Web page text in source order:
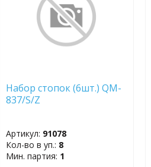
Набор стопок (6шт.) QM-
837/S/Z
Артикул: 91078
Кол-во в уп.: 8
Мин. партия: 1